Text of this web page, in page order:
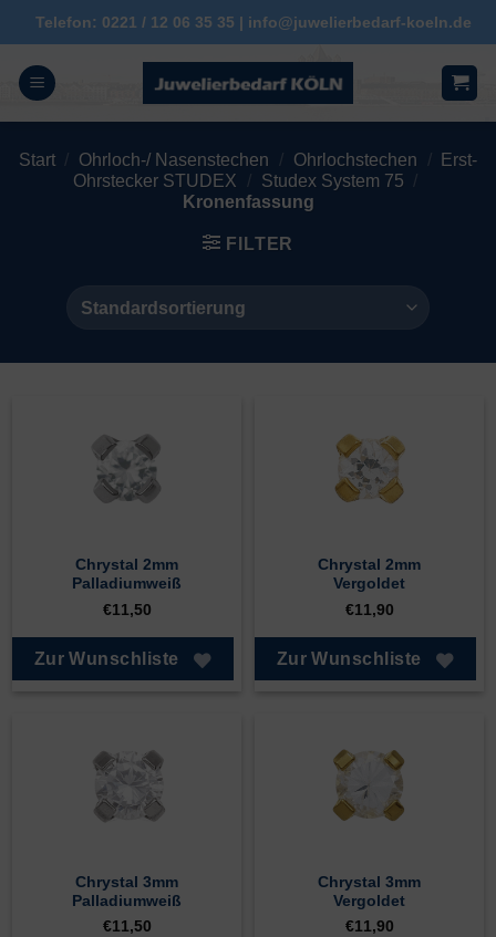
Zum
Inhalt
springen
Telefon: 0221 / 12 06 35 35 | info@juwelierbedarf-koeln.de
Start / Ohrloch-/ Nasenstechen / Ohrlochstechen /
Erst-
Ohrstecker STUDEX
/ Studex System 75 /
Kronenfassung
FILTER
Chrystal 2mm
Palladiumweiß
€11,50
Zur Wunschliste
Chrystal 2mm
Vergoldet
€11,90
Zur Wunschliste
Chrystal 3mm
Palladiumweiß
€11,50
Chrystal 3mm
Vergoldet
€11,90